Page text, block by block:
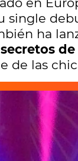
single
ha
de
de las